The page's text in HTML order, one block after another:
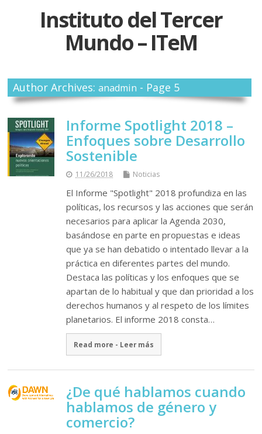
Instituto del Tercer
Mundo – ITeM
Author Archives: anadmin - Page 5
Informe Spotlight 2018 –
Enfoques sobre Desarrollo
Sostenible
11/26/2018 Noticias
El Informe "Spotlight" 2018 profundiza en las
políticas, los recursos y las acciones que serán
necesarios para aplicar la Agenda 2030,
basándose en parte en propuestas e ideas
que ya se han debatido o intentado llevar a la
práctica en diferentes partes del mundo.
Destaca las políticas y los enfoques que se
apartan de lo habitual y que dan prioridad a los
derechos humanos y al respeto de los límites
planetarios. El informe 2018 consta…
Read more - Leer más
¿De qué hablamos cuando
hablamos de género y
comercio?